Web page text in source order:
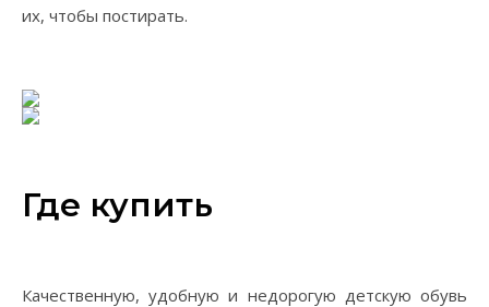
их, чтобы постирать.
Где купить
Качественную, удобную и недорогую детскую обувь